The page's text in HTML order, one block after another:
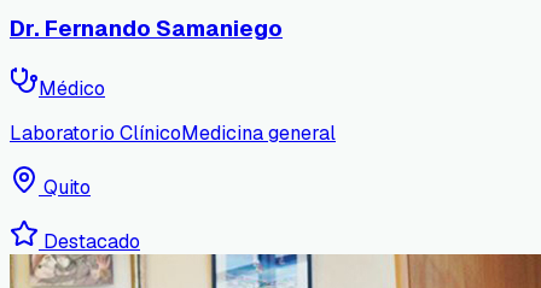
Dr. Fernando Samaniego
Médico
Laboratorio ClínicoMedicina general
Quito
Destacado